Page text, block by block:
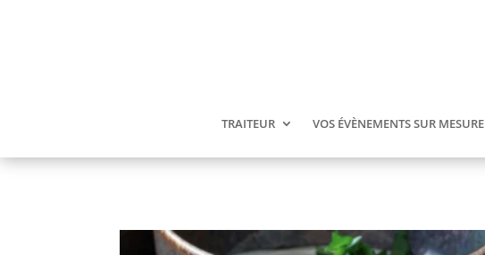
TRAITEUR VOS ÉVÈNEMENTS SUR MESURE